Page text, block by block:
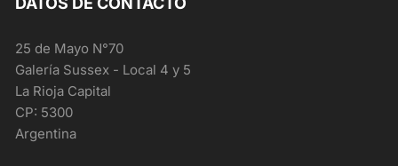
25 de Mayo N°70
Galería Sussex - Local 4 y 5
La Rioja Capital
CP: 5300
Argentina